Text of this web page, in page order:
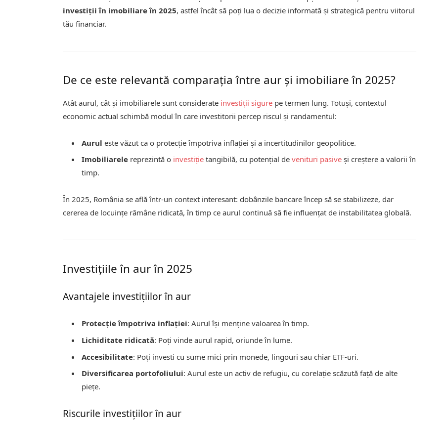
investiții în imobiliare în 2025, astfel încât să poți lua o decizie informată și strategică pentru viitorul
tău financiar.
De ce este relevantă comparația între aur și imobiliare în 2025?
Atât aurul, cât și imobiliarele sunt considerate investiții sigure pe termen lung. Totuși, contextul
economic actual schimbă modul în care investitorii percep riscul și randamentul:
Aurul este văzut ca o protecție împotriva inflației și a incertitudinilor geopolitice.
Imobiliarele reprezintă o investiție tangibilă, cu potențial devenituri pasive și creștere a valorii în
timp.
În 2025, România se află într-un context interesant: dobânzile bancare încep să se stabilizeze, dar
cererea de locuințe rămâne ridicată, în timp ce aurul continuă să fie influențat de instabilitatea globală.
Investițiile în aur în 2025
Avantajele investițiilor în aur
Protecție împotriva inflației: Aurul își menține valoarea în timp.
Lichiditate ridicată: Poți vinde aurul rapid, oriunde în lume.
Accesibilitate: Poți investi cu sume mici prin monede, lingouri sau chiar ETF-uri.
Diversificarea portofoliului: Aurul este un activ de refugiu, cu corelație scăzută față de alte
piețe.
Riscurile investițiilor în aur